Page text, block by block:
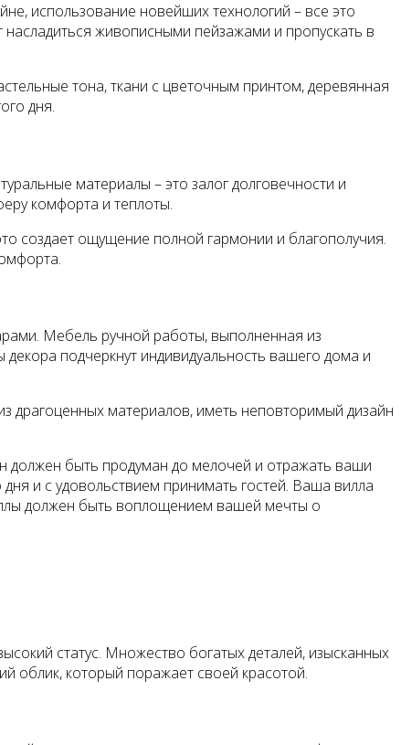
использование новейших технологий – все это
живописными пейзажами и пропускать в
тона, ткани с цветочным принтом, деревянная
дня.
материалы – это залог долговечности и
комфорта и теплоты.
создает ощущение полной гармонии и благополучия.
Мебель ручной работы, выполненная из
подчеркнут индивидуальность вашего дома и
драгоценных материалов, иметь неповторимый дизайн
должен быть продуман до мелочей и отражать ваши
и с удовольствием принимать гостей. Ваша вилла
должен быть воплощением вашей мечты о
статус. Множество богатых деталей, изысканных
облик, который поражает своей красотой.